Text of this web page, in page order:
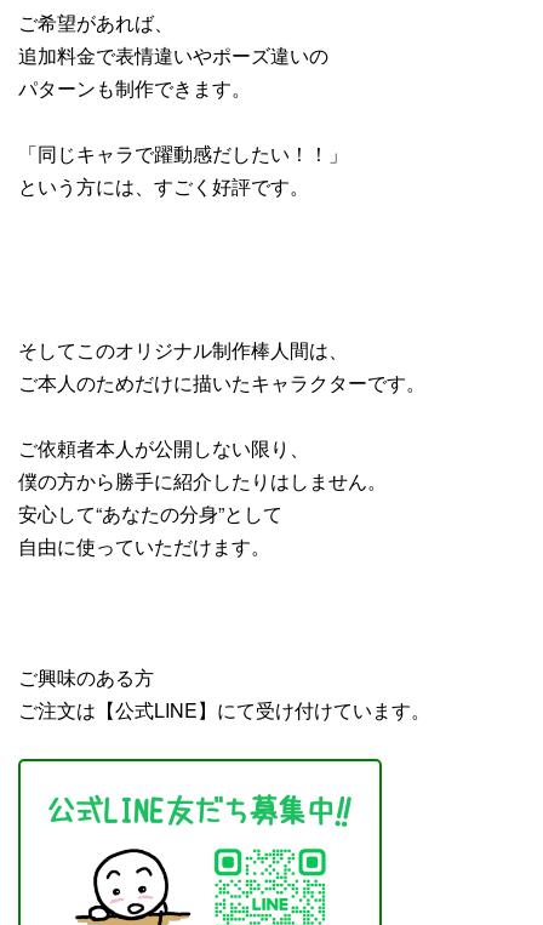
ご希望があれば、
追加料金で表情違いやポーズ違いの
パターンも制作できます。
「同じキャラで躍動感だしたい！！」
という方には、すごく好評です。
そしてこのオリジナル制作棒人間は、
ご本人のためだけに描いたキャラクターです。
ご依頼者本人が公開しない限り、
僕の方から勝手に紹介したりはしません。
安心して“あなたの分身”として
自由に使っていただけます。
ご興味のある方
ご注文は【公式LINE】にて受け付けています。